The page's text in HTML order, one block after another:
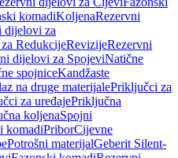
komadiKoljenaRezervni
dijelovi za
RedukcijeRevizijeRezervni
dijelovi za SpojeviNatične
spojniceKandžaste
na druge materijalePriključci za
za uređajePriključna
koljenaSpojni
komadiPriborCijevne
Potrošni materijalGeberit Silent-